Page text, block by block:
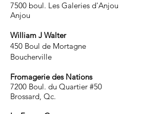
7500 boul. Les Galeries d'Anjou
Anjou
William J Walter
450 Boul de Mortagne
Boucherville
Fromagerie des Nations
7200 Boul. du Quartier #50
Brossard, Qc.